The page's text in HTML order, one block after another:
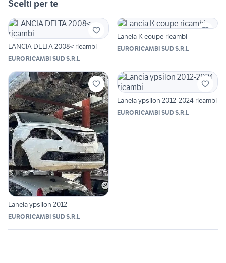
Scelti per te
LANCIA DELTA 2008< ricambi
EURO RICAMBI SUD S.R.L
Lancia K coupe ricambi
EURO RICAMBI SUD S.R.L
Lancia ypsilon 2012
EURO RICAMBI SUD S.R.L
Lancia ypsilon 2012-2024 ricambi
EURO RICAMBI SUD S.R.L